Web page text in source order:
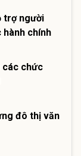
trợ người
hành chính
các chức
đô thị văn